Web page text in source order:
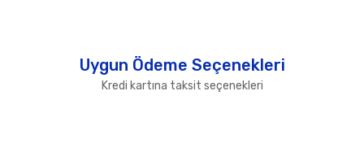
Uygun Ödeme Seçenekleri
Kredi kartına taksit seçenekleri